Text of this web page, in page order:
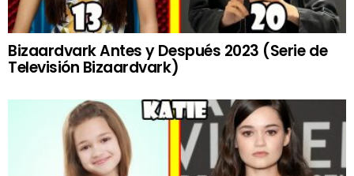
Bizaardvark Antes y Después 2023 (Serie de
Televisión Bizaardvark)